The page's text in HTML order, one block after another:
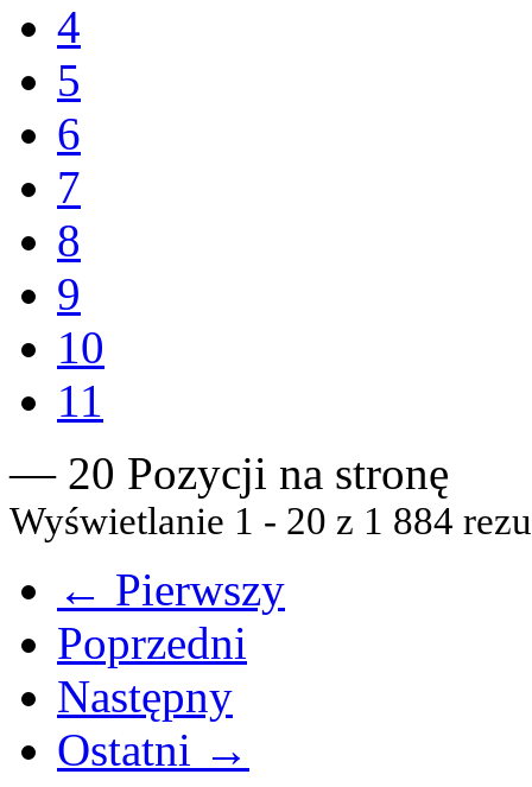
4
5
6
7
8
9
10
11
— 20 Pozycji na stronę
Wyświetlanie 1 - 20 z 1 884
← Pierwszy
Poprzedni
Następny
Ostatni →